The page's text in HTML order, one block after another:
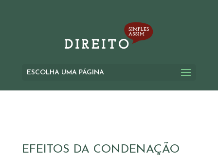
ESCOLHA UMA PÁGINA
EFEITOS DA CONDENAÇÃO